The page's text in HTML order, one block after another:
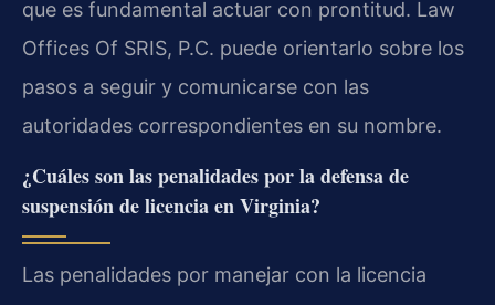
que es fundamental actuar con prontitud. Law
Offices Of SRIS, P.C. puede orientarlo sobre los
pasos a seguir y comunicarse con las
autoridades correspondientes en su nombre.
¿Cuáles son las penalidades por la defensa de
suspensión de licencia en Virginia?
Las penalidades por manejar con la licencia